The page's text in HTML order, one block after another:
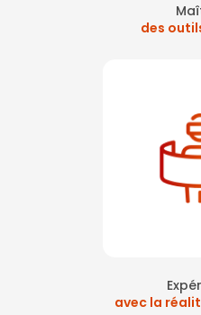
des
avec la